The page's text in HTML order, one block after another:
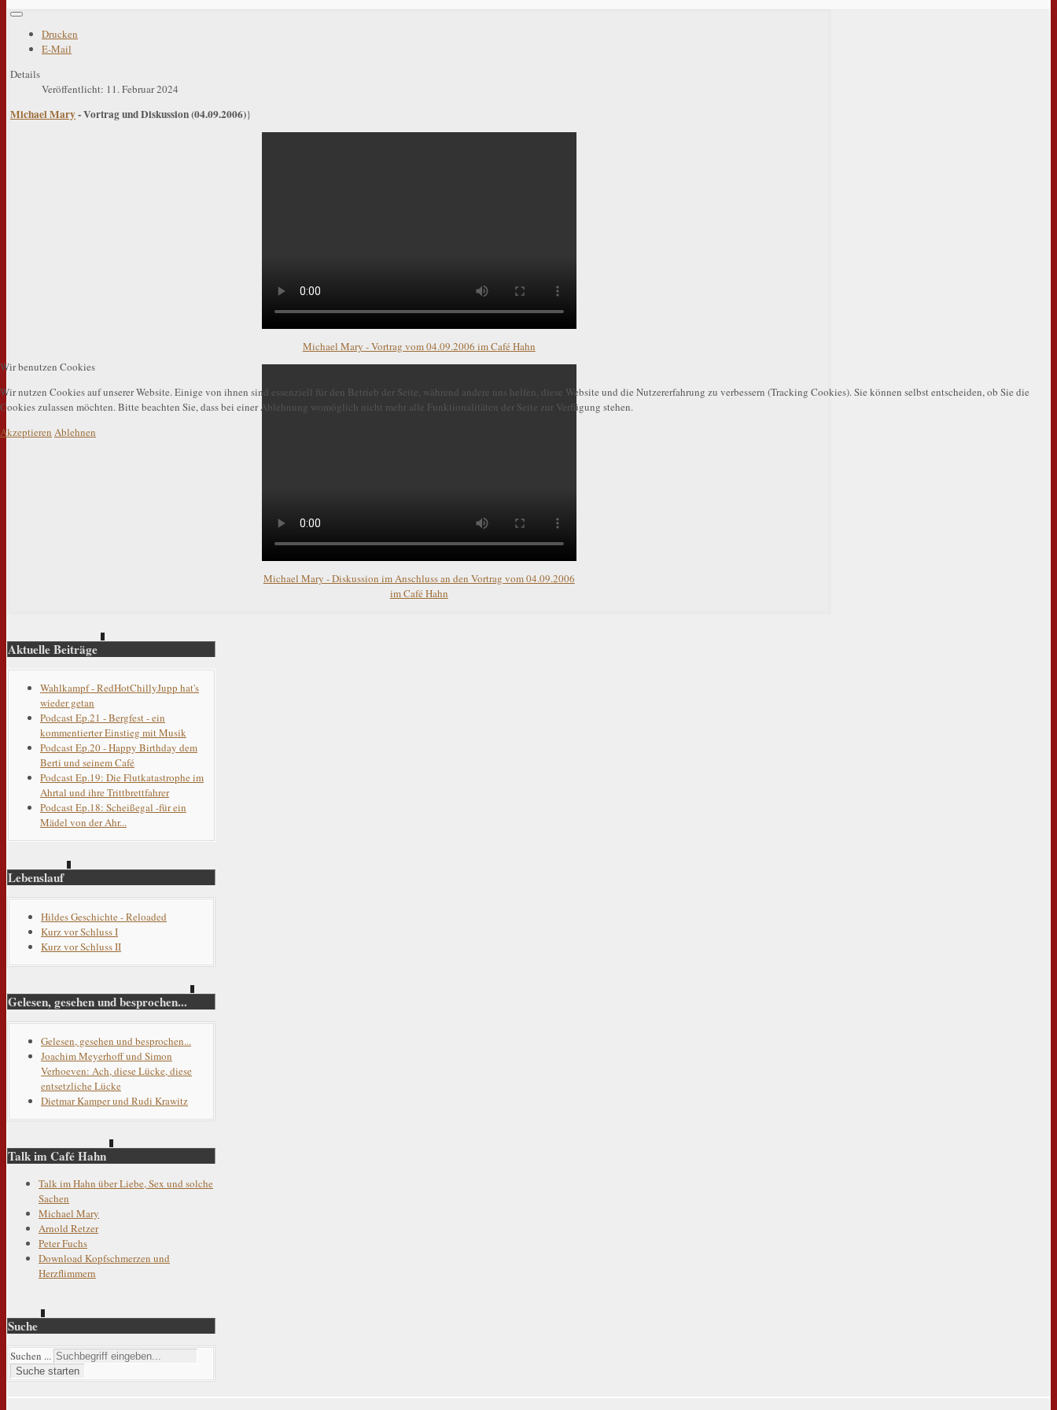
Drucken
E-Mail
Details
Veröffentlicht: 11. Februar 2024
Michael Mary- Vortrag und Diskussion (04.09.2006)}
Michael Mary - Vortrag vom 04.09.2006 im Café Hahn
Michael Mary - Diskussion im Anschluss an den Vortrag vom 04.09.2006
im Café Hahn
Aktuelle Beiträge
Wahlkampf - RedHotChillyJupp hat's
wieder getan
Podcast Ep.21 - Bergfest - ein
kommentierter Einstieg mit Musik
Podcast Ep.20 - Happy Birthday dem
Berti und seinem Café
Podcast Ep.19: Die Flutkatastrophe im
Ahrtal und ihre Trittbrettfahrer
Podcast Ep.18: Scheißegal -für ein
Mädel von der Ahr...
Lebenslauf
Hildes Geschichte - Reloaded
Kurz vor Schluss I
Kurz vor Schluss II
Gelesen, gesehen und besprochen...
Gelesen, gesehen und besprochen...
Joachim Meyerhoff und Simon
Verhoeven: Ach, diese Lücke, diese
entsetzliche Lücke
Dietmar Kamper und Rudi Krawitz
Talk im Café Hahn
Talk im Hahn über Liebe, Sex und solche
Sachen
Michael Mary
Arnold Retzer
Peter Fuchs
Download Kopfschmerzen und
Herzflimmern
Suche
Suchen ...
Suche starten
Wir benutzen Cookies
Wir nutzen Cookies auf unserer Website. Einige von ihnen sind essenziell für den Betrieb der Seite, während andere uns helfen, diese Website und die Nutzererfahrung zu verbessern (Tracking Cookies). Sie können selbst entscheiden, ob Sie die
Cookies zulassen möchten. Bitte beachten Sie, dass bei einer Ablehnung womöglich nicht mehr alle Funktionalitäten der Seite zur Verfügung stehen.
Akzeptieren Ablehnen